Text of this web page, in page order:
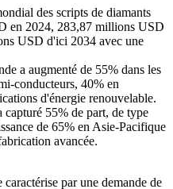
des scripts de diamants
en 2024, 283,87 millions USD
USD d'ici 2034 avec une
a augmenté de 55% dans les
conducteurs, 40% en
d'énergie renouvelable.
55% de part, de type
de 65% en Asie-Pacifique
avancée.
par une demande de